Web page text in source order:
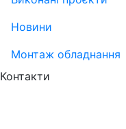
Новини
Монтаж обладнання
Контакти